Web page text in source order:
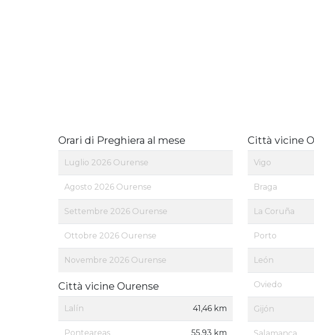
Orari di Preghiera al mese
Luglio 2026 Ourense
Agosto 2026 Ourense
Settembre 2026 Ourense
Ottobre 2026 Ourense
Novembre 2026 Ourense
Città vicine Ourense
Lalín 41,46 km
Ponteareas 55,93 km
Città vicine
Vigo
Braga
La Coruña
Porto
León
Oviedo
Gijón
Salamanca